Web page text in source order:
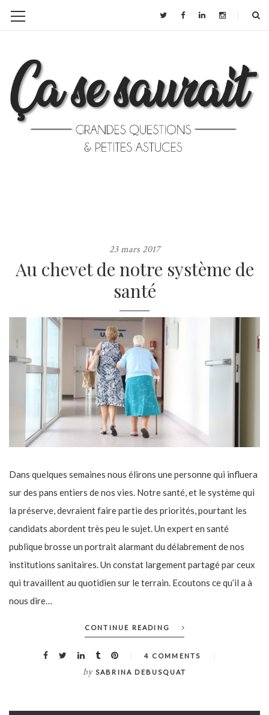
23 mars 2017
Au chevet de notre système de
santé
Dans quelques semaines nous élirons une personne qui influera
sur des pans entiers de nos vies. Notre santé, et le système qui
la préserve, devraient faire partie des priorités, pourtant les
candidats abordent très peu le sujet. Un expert en santé
publique brosse un portrait alarmant du délabrement de nos
institutions sanitaires. Un constat largement partagé par ceux
qui travaillent au quotidien sur le terrain. Ecoutons ce qu’il a à
nous dire…
CONTINUE READING
4 COMMENTS
by SABRINA DEBUSQUAT